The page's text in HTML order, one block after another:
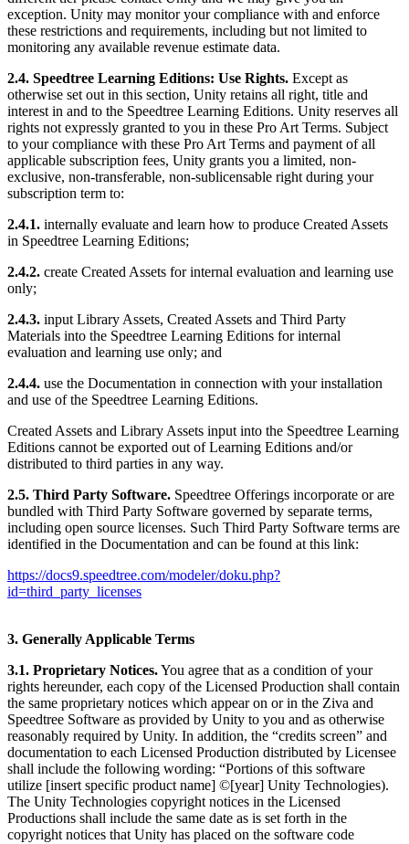
exception. Unity may monitor your compliance with and enforce
these restrictions and requirements, including but not limited to
monitoring any available revenue estimate data.
2.4. Speedtree Learning Editions: Use Rights. Except as
otherwise set out in this section, Unity retains all right, title and
interest in and to the Speedtree Learning Editions. Unity reserves all
rights not expressly granted to you in these Pro Art Terms. Subject
to your compliance with these Pro Art Terms and payment of all
applicable subscription fees, Unity grants you a limited, non-
exclusive, non-transferable, non-sublicensable right during your
subscription term to:
2.4.1. internally evaluate and learn how to produce Created Assets
in Speedtree Learning Editions;
2.4.2. create Created Assets for internal evaluation and learning use
only;
2.4.3. input Library Assets, Created Assets and Third Party
Materials into the Speedtree Learning Editions for internal
evaluation and learning use only; and
2.4.4. use the Documentation in connection with your installation
and use of the Speedtree Learning Editions.
Created Assets and Library Assets input into the Speedtree Learning
Editions cannot be exported out of Learning Editions and/or
distributed to third parties in any way.
2.5. Third Party Software. Speedtree Offerings incorporate or are
bundled with Third Party Software governed by separate terms,
including open source licenses. Such Third Party Software terms are
identified in the Documentation and can be found at this link:
https://docs9.speedtree.com/modeler/doku.php?
id=third_party_licenses
3. Generally Applicable Terms
3.1. Proprietary Notices.You agree that as a condition of your
rights hereunder, each copy of the Licensed Production shall contain
the same proprietary notices which appear on or in the Ziva and
Speedtree Software as provided by Unity to you and as otherwise
reasonably required by Unity. In addition, the “credits screen” and
documentation to each Licensed Production distributed by Licensee
shall include the following wording: “Portions of this software
utilize [insert specific product name] ©[year] Unity Technologies).
The Unity Technologies copyright notices in the Licensed
Productions shall include the same date as is set forth in the
copyright notices that Unity has placed on the software code